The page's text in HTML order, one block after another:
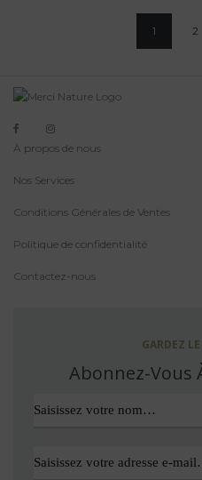
1 2
À propos de nous
Nos Services
Conditions Générales de Ventes
Politique de confidentialité
Contactez-nous
GARDEZ
Abonnez-Vous